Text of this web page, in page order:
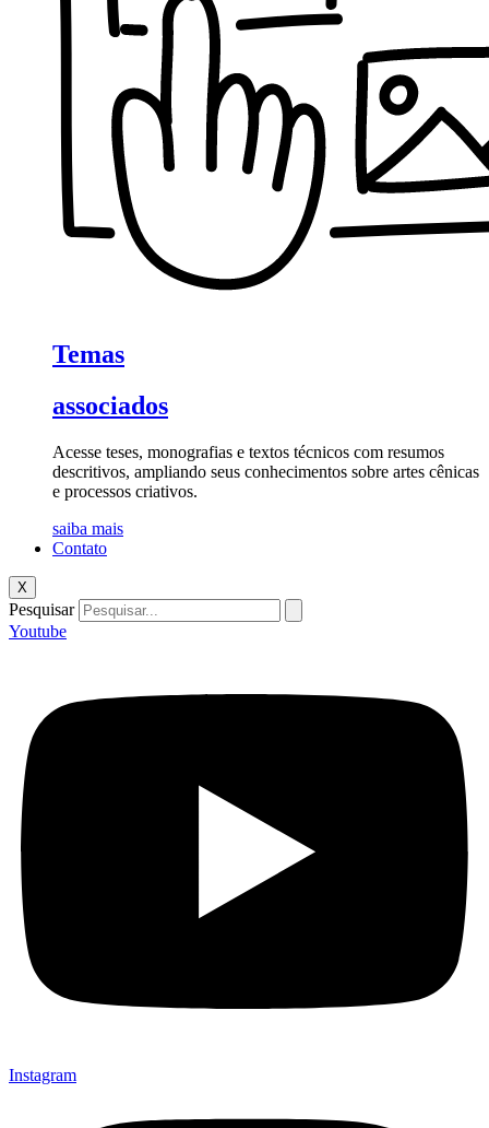
Temas
associados
Acesse teses, monografias e textos técnicos com resumos
descritivos, ampliando seus conhecimentos sobre artes cênicas
e processos criativos.
saiba mais
Contato
X
Pesquisar
Youtube
Instagram